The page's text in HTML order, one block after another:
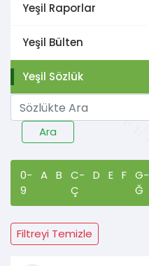
Yeşil Raporlar
Yeşil Bülten
Yeşil Sözlük
Ara
0-
9
A B
C-
Ç
D E F G-
Ğ
Filtreyi Temizle